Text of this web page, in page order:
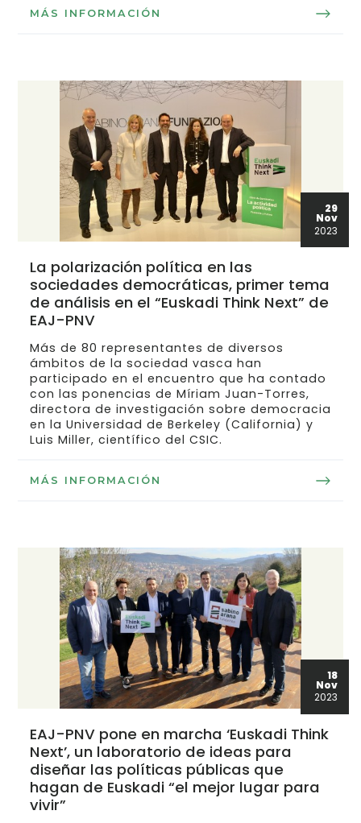
MÁS INFORMACIÓN
29
Nov
2023
La polarización política en las
sociedades democráticas, primer tema
de análisis en el “Euskadi Think Next” de
EAJ-PNV
Más de 80 representantes de diversos
ámbitos de la sociedad vasca han
participado en el encuentro que ha contado
con las ponencias de Míriam Juan-Torres,
directora de investigación sobre democracia
en la Universidad de Berkeley (California) y
Luis Miller, científico del CSIC.
MÁS INFORMACIÓN
18
Nov
2023
EAJ-PNV pone en marcha ‘Euskadi Think
Next’, un laboratorio de ideas para
diseñar las políticas públicas que
hagan de Euskadi “el mejor lugar para
vivir”